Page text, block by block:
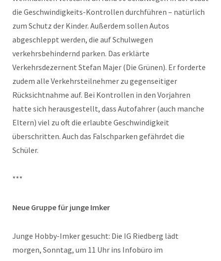
die Geschwindigkeits-Kontrollen durchführen – natürlich
zum Schutz der Kinder. Außerdem sollen Autos
abgeschleppt werden, die auf Schulwegen
verkehrsbehindernd parken. Das erklärte
Verkehrsdezernent Stefan Majer (Die Grünen). Er forderte
zudem alle Verkehrsteilnehmer zu gegenseitiger
Rücksichtnahme auf. Bei Kontrollen in den Vorjahren
hatte sich herausgestellt, dass Autofahrer (auch manche
Eltern) viel zu oft die erlaubte Geschwindigkeit
überschritten. Auch das Falschparken gefährdet die
Schüler.
***
Neue Gruppe für junge Imker
Junge Hobby-Imker gesucht: Die IG Riedberg lädt
morgen, Sonntag, um 11 Uhr ins Infobüro im